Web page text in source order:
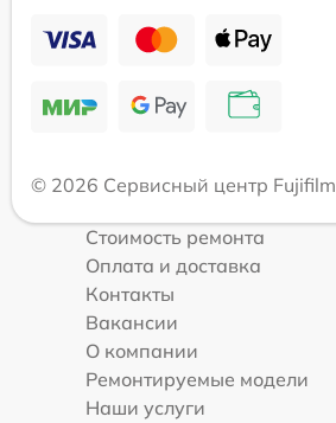
© 2026 Сервисный центр Fujifilm
Стоимость ремонта
Оплата и доставка
Контакты
Вакансии
О компании
Ремонтируемые модели
Наши услуги